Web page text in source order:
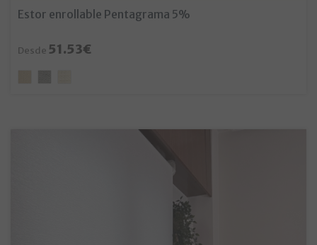
Estor enrollable Pentagrama 5%
Desde 51.53€